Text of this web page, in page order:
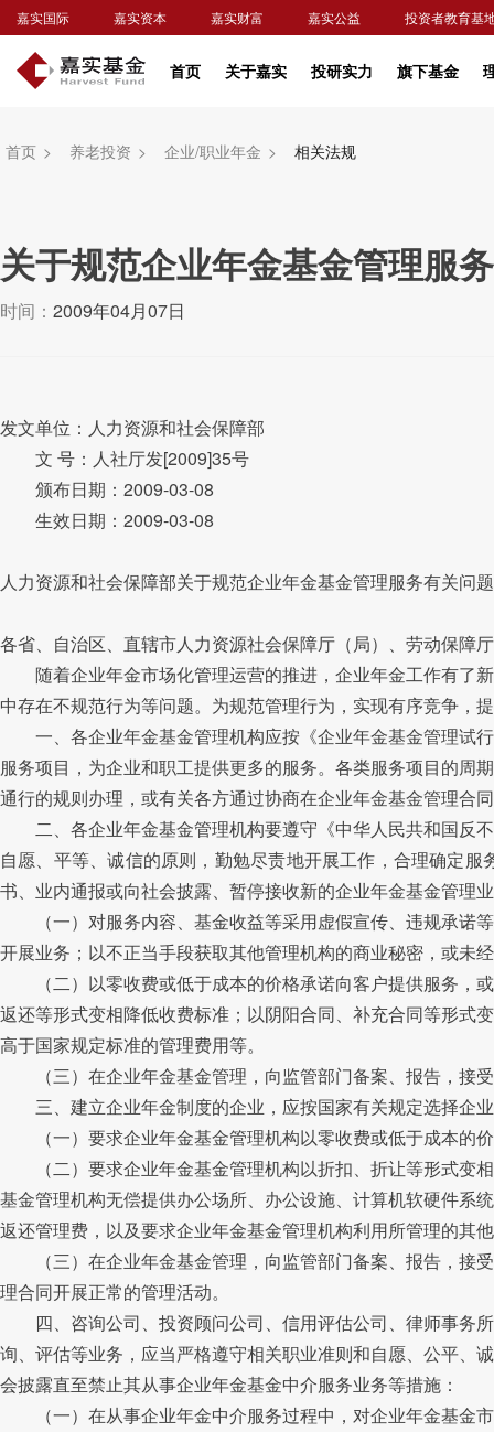
嘉实国际 嘉实资本 嘉实财富 嘉实公益 投资者教育基
首页 关于嘉实 投研实力 旗下基金
首页 > 养老投资 > 企业/职业年金 > 相关法规
关于规范企业年金基金管理服
时间： 2009年04月07日
发文单位：人力资源和社会保障部
文 号：人社厅发[2009]35号
颁布日期：2009-03-08
生效日期：2009-03-08
人力资源和社会保障部关于规范企业年金基金管理服务有关问
各省、自治区、直辖市人力资源社会保障厅（局）、劳动保障
随着企业年金市场化管理运营的推进，企业年金工作有了
中存在不规范行为等问题。为规范管理行为，实现有序竞争，
一、各企业年金基金管理机构应按《企业年金基金管理试
服务项目，为企业和职工提供更多的服务。各类服务项目的周
通行的规则办理，或有关各方通过协商在企业年金基金管理合
二、各企业年金基金管理机构要遵守《中华人民共和国反
自愿、平等、诚信的原则，勤勉尽责地开展工作，合理确定
书、业内通报或向社会披露、暂停接收新的企业年金基金管理
（一）对服务内容、基金收益等采用虚假宣传、违规承诺
开展业务；以不正当手段获取其他管理机构的商业秘密，或未
（二）以零收费或低于成本的价格承诺向客户提供服务，
返还等形式变相降低收费标准；以阴阳合同、补充合同等形式
高于国家规定标准的管理费用等。
（三）在企业年金基金管理，向监管部门备案、报告，接
三、建立企业年金制度的企业，应按国家有关规定选择企
（一）要求企业年金基金管理机构以零收费或低于成本的
（二）要求企业年金基金管理机构以折扣、折让等形式变
基金管理机构无偿提供办公场所、办公设施、计算机软硬件系
返还管理费，以及要求企业年金基金管理机构利用所管理的其
（三）在企业年金基金管理，向监管部门备案、报告，接
理合同开展正常的管理活动。
四、咨询公司、投资顾问公司、信用评估公司、律师事务
询、评估等业务，应当严格遵守相关职业准则和自愿、公平、
会披露直至禁止其从事企业年金基金中介服务业务等措施：
（一）在从事企业年金中介服务过程中，对企业年金基金